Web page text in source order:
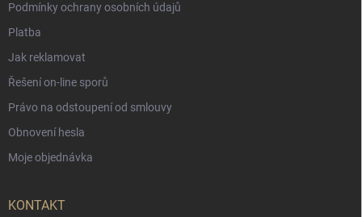
Podmínky ochrany osobních údajů
Platba
Jak reklamovat
Řešení on-line sporů
Právo na odstoupení od smlouvy
Obnovení hesla
Moje objednávka
KONTAKT